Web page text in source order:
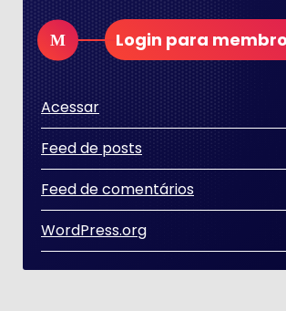
Login para
Acessar
Feed de posts
Feed de comentários
WordPress.org